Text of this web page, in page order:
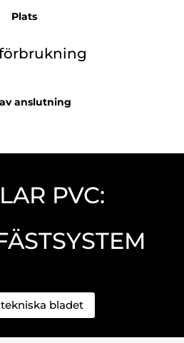
Plats
anslutning
PVC:
bladet